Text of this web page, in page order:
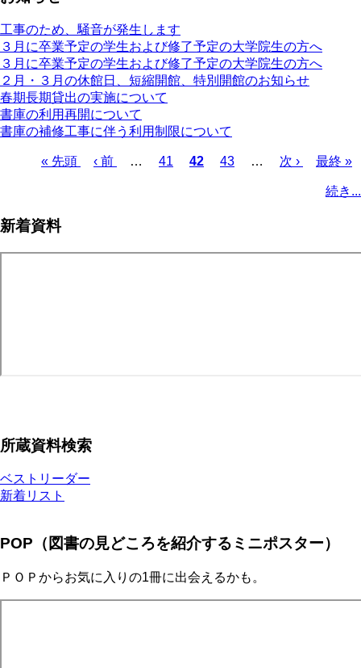
工事のため、騒音が発生します
３月に卒業予定の学生および修了予定の大学院生の方へ
３月に卒業予定の学生および修了予定の大学院生の方へ
２月・３月の休館日、短縮開館、特別開館のお知らせ
春期長期貸出の実施について
書庫の利用再開について
書庫の補修工事に伴う利用制限について
送
先
ジ
« 先頭
前
‹ 前 …
ペ
41
カ
42
ペ
43 …
次
次 ›
最
ペ
最終 »
続き...
新着資料
所蔵資料検索
ベストリーダー
新着リスト
POP（図書の見どころを紹介するミニポスター）
ＰＯＰからお気に入りの1冊に出会えるかも。